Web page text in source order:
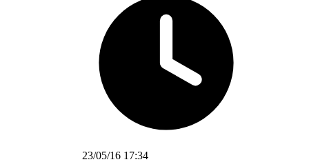
23/05/16 17:34